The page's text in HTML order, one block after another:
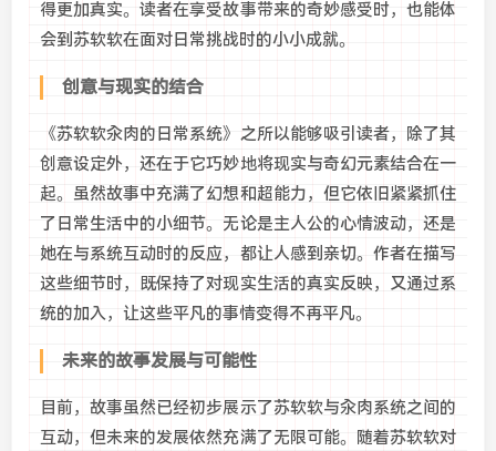
得更加真实。读者在享受故事带来的奇妙感受时，也能体
会到苏软软在面对日常挑战时的小小成就。
创意与现实的结合
《苏软软汆肉的日常系统》之所以能够吸引读者，除了其
创意设定外，还在于它巧妙地将现实与奇幻元素结合在一
起。虽然故事中充满了幻想和超能力，但它依旧紧紧抓住
了日常生活中的小细节。无论是主人公的心情波动，还是
她在与系统互动时的反应，都让人感到亲切。作者在描写
这些细节时，既保持了对现实生活的真实反映，又通过系
统的加入，让这些平凡的事情变得不再平凡。
未来的故事发展与可能性
目前，故事虽然已经初步展示了苏软软与汆肉系统之间的
互动，但未来的发展依然充满了无限可能。随着苏软软对